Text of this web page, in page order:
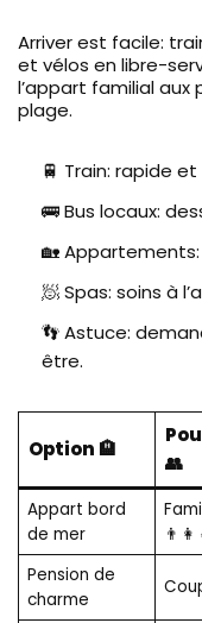
Arriver est facile:
et vélos en libre-
l’appart familial aux
plage.
🚆 Train: rapide
🚌 Bus locaux:
🏡
🧖 Spas: soins à
👣 Astuce:
être.
Option 🏨
👥
Appart bord
de mer
Pension de
charme